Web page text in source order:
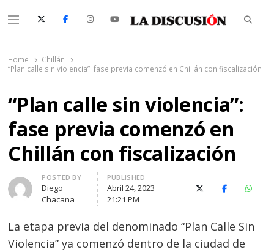
Menu
Home
Chillán
“Plan calle sin violencia”: fase previa comenzó en Chillán con fiscalización
“Plan calle sin violencia”:
fase previa comenzó en
Chillán con fiscalización
Author
POSTED BY
Diego
Chacana
PUBLISHED
Abril 24, 2023
21:21 PM
X (Twitter)Facebook
La etapa previa del denominado “Plan Calle Sin
Violencia” ya comenzó dentro de la ciudad de